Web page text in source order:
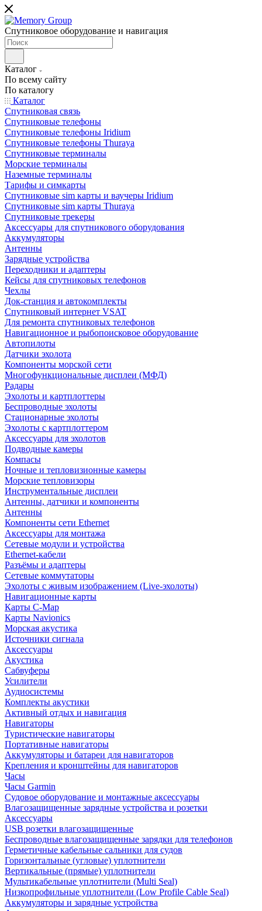
Спутниковое оборудование и навигация
Каталог
По всему сайту
По каталогу
Каталог
Спутниковая связь
Спутниковые телефоны
Спутниковые телефоны Iridium
Спутниковые телефоны Thuraya
Спутниковые терминалы
Морские терминалы
Наземные терминалы
Тарифы и симкарты
Спутниковые sim карты и ваучеры Iridium
Спутниковые sim карты Thuraya
Спутниковые трекеры
Аксессуары для спутникового оборудования
Аккумуляторы
Антенны
Зарядные устройства
Переходники и адаптеры
Кейсы для спутниковых телефонов
Чехлы
Док-станция и автокомплекты
Спутниковый интернет VSAT
Для ремонта спутниковых телефонов
Навигационное и рыбопоисковое оборудование
Автопилоты
Датчики эхолота
Компоненты морской сети
Многофункциональные дисплеи (МФД)
Радары
Эхолоты и картплоттеры
Беспроводные эхолоты
Стационарные эхолоты
Эхолоты с картплоттером
Аксессуары для эхолотов
Подводные камеры
Компасы
Ночные и тепловизионные камеры
Морские тепловизоры
Инструментальные дисплеи
Антенны, датчики и компоненты
Антенны
Компоненты сети Ethernet
Аксессуары для монтажа
Сетевые модули и устройства
Ethernet-кабели
Разъёмы и адаптеры
Сетевые коммутаторы
Эхолоты с живым изображением (Live-эхолоты)
Навигационные карты
Карты C-Map
Карты Navionics
Морская акустика
Источники сигнала
Аксессуары
Акустика
Сабвуферы
Усилители
Аудиосистемы
Комплекты акустики
Активный отдых и навигация
Навигаторы
Туристические навигаторы
Портативные навигаторы
Аккумуляторы и батареи для навигаторов
Крепления и кронштейны для навигаторов
Часы
Часы Garmin
Судовое оборудование и монтажные аксессуары
Влагозащищенные зарядные устройства и розетки
Аксессуары
USB розетки влагозащищенные
Беспроводные влагозащищенные зарядки для телефонов
Герметичные кабельные сальники для судов
Горизонтальные (угловые) уплотнители
Вертикальные (прямые) уплотнители
Мультикабельные уплотнители (Multi Seal)
Низкопрофильные уплотнители (Low Profile Cable Seal)
Аккумуляторы и зарядные устройства